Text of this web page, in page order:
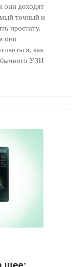
они доходят
точный и
простату.
оно
как
УЗИ